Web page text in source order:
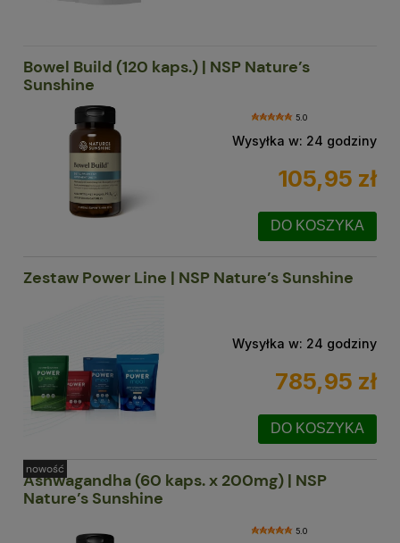
Bowel Build (120 kaps.) | NSP Nature’s
Sunshine
5.0
Wysyłka w: 24 godziny
105,95 zł
DO KOSZYKA
Zestaw Power Line | NSP Nature’s Sunshine
Wysyłka w: 24 godziny
785,95 zł
DO KOSZYKA
Ashwagandha (60 kaps. x 200mg) | NSP
Nature’s Sunshine
5.0
nowość